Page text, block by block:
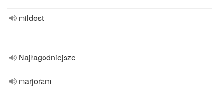
mildest
Najłagodniejsze
marjoram